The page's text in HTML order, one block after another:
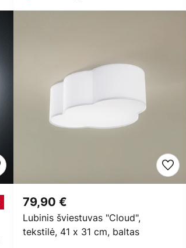
Lubinis šviestuvas "Cloud",
tekstilė, 41 x 31 cm, baltas
79,90 €